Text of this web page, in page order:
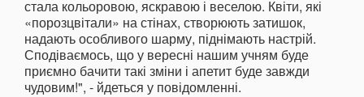
стала кольоровою, яскравою і веселою. Квіти, які
«порозцвітали» на стінах, створюють затишок,
надають особливого шарму, піднімають настрій.
Сподіваємось, що у вересні нашим учням буде
приємно бачити такі зміни і апетит буде завжди
чудовим!", - йдеться у повідомленні.